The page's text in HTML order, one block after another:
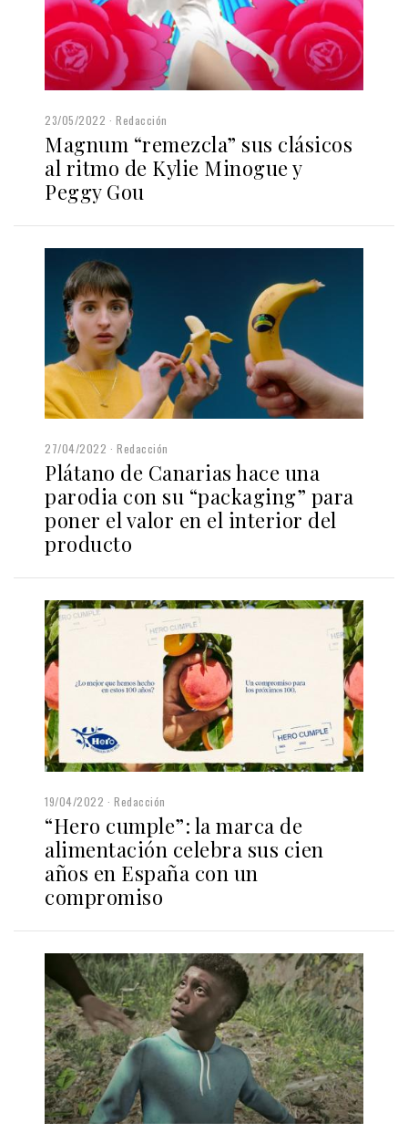
23/05/2022 Redacción
Magnum “remezcla” sus clásicos
al ritmo de Kylie Minogue y
Peggy Gou
27/04/2022 Redacción
Plátano de Canarias hace una
parodia con su “packaging” para
poner el valor en el interior del
producto
19/04/2022 Redacción
“Hero cumple”: la marca de
alimentación celebra sus cien
años en España con un
compromiso